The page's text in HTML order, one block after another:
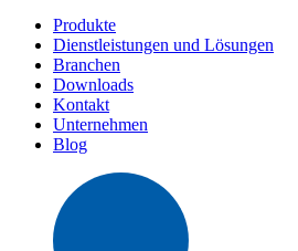
Produkte
Dienstleistungen und Lösungen
Branchen
Downloads
Kontakt
Unternehmen
Blog